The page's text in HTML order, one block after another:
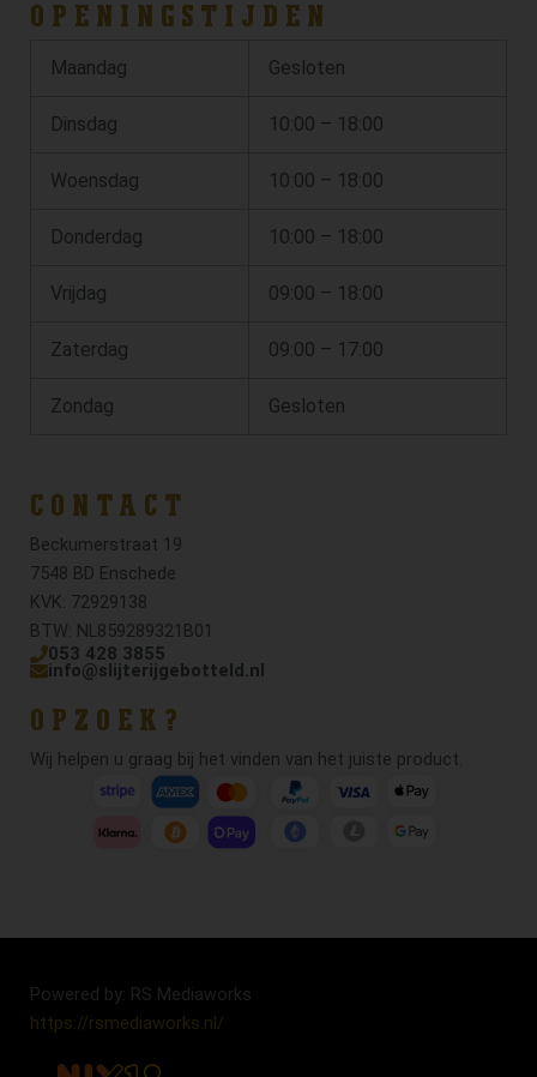
OPENINGSTIJDEN
Maandag Gesloten
Dinsdag 10:00 – 18:00
Woensdag 10:00 – 18:00
Donderdag 10:00 – 18:00
Vrijdag 09:00 – 18:00
Zaterdag 09:00 – 17:00
Zondag Gesloten
CONTACT
Beckumerstraat 19
7548 BD Enschede
KVK: 72929138
BTW: NL859289321B01
053 428 3855
info@slijterijgebotteld.nl
OPZOEK?
Wij helpen u graag bij het vinden van het juiste product.
Powered by: RS Mediaworks
https://rsmediaworks.nl/